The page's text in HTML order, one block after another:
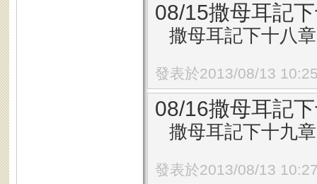
08/15撒母耳記
撒母耳記下十八
發表於2013/08/13
08/16撒母耳記
撒母耳記下十九
發表於2013/08/13